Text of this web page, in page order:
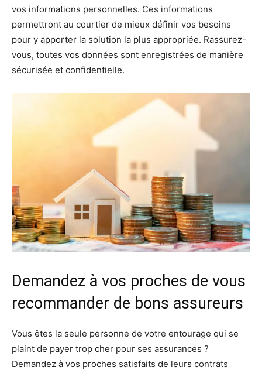
vos informations personnelles. Ces informations
permettront au courtier de mieux définir vos besoins
pour y apporter la solution la plus appropriée. Rassurez-
vous, toutes vos données sont enregistrées de manière
sécurisée et confidentielle.
Demandez à vos proches de vous
recommander de bons assureurs
Vous êtes la seule personne de votre entourage qui se
plaint de payer trop cher pour ses assurances ?
Demandez à vos proches satisfaits de leurs contrats